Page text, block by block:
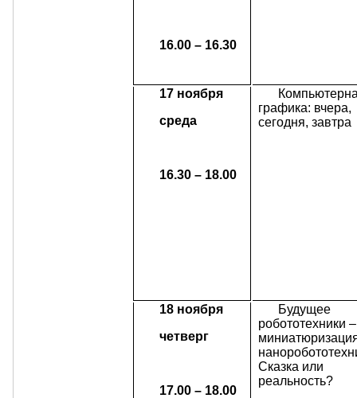
16.00 – 16.30
17 ноября
среда
16.30 – 18.00
графика: вчера,
сегодня, завтра
18 ноября
четверг
17.00 – 18.00
Будущее
робототехники –
Сказка или
реальность?